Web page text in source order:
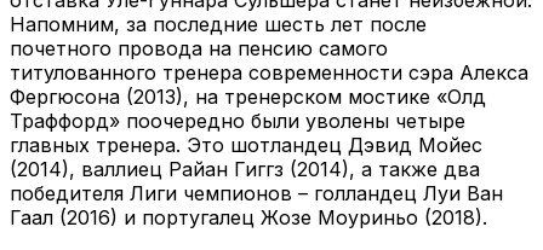
Напомним, за последние шесть лет после
почетного провода на пенсию самого
титулованного тренера современности сэра Алекса
Фергюсона (2013), на тренерском мостике «Олд
Траффорд» поочередно были уволены четыре
главных тренера. Это шотландец Дэвид Мойес
(2014), валлиец Райан Гиггз (2014), а также два
победителя Лиги чемпионов – голландец Луи Ван
Гаал (2016) и португалец Жозе Моуриньо (2018).